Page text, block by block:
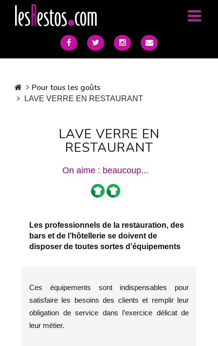
Pour tous les goûts
LAVE VERRE EN RESTAURANT
LAVE VERRE EN
RESTAURANT
On aime : beaucoup...
Les professionnels de la restauration, des
bars et de l’hôtellerie se doivent de
disposer de toutes sortes d’équipements
Ces équipements sont indispensables pour
satisfaire les besoins des clients et remplir leur
obligation de service dans l’exercice délicat de
leur métier.